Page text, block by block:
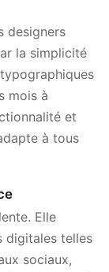
designers
la simplicité
mois à
et
à tous
Elle
digitales telles
sociaux,